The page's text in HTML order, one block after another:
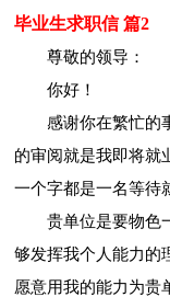
毕业生求职信 篇2
尊敬的领导：
你好！
感谢你在繁忙的
的审阅就是我即将就
一个字都是一名等待
贵单位是要物色
够发挥我个人能力的
愿意用我的能力为贵